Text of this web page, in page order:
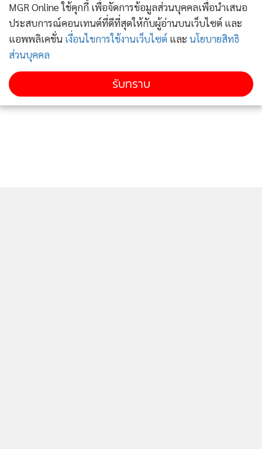
MGR Online ใช้คุกกี้ เพื่อจัดการข้อมูลส่วนบุคคลเพื่อนำเสนอ
ประสบการณ์คอนเทนต์ที่ดีที่สุดให้กับผู้อ่านบนเว็บไซต์ และ
แอพพลิเคชั่น เงื่อนไขการใช้งานเว็บไซต์ และ นโยบายสิทธิ
ส่วนบุคคล
รับทราบ